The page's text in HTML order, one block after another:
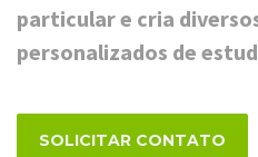
particular e cria
personalizados de
SOLICITAR CONTATO